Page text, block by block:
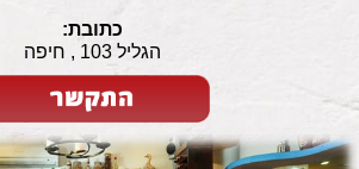
כתובת:
הגליל 103 , חיפה